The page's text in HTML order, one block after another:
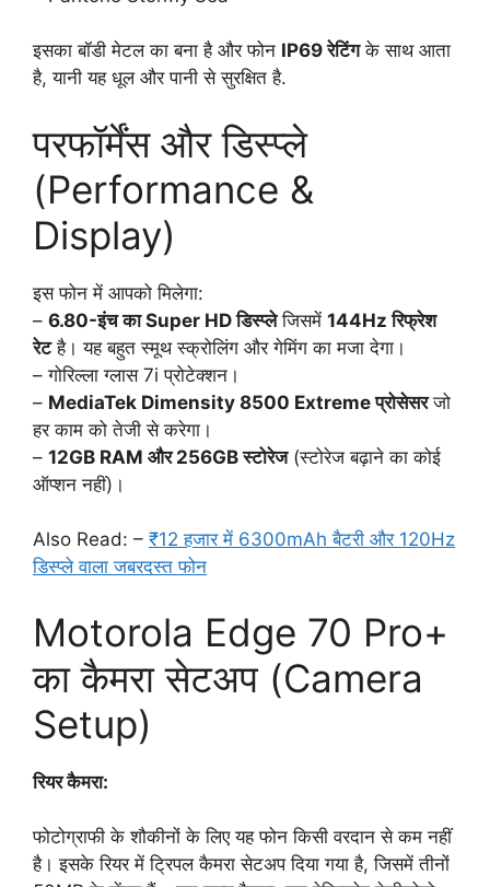
इसका बॉडी मेटल का बना है और फोन IP69 रेटिंगके साथ आता
है, यानी यह धूल और पानी से सुरक्षित है.
परफॉर्मेंस और डिस्प्ले
(Performance &
Display)
इस फोन में आपको मिलेगा:
– 6.80-इंच का Super HD डिस्प्लेजिसमें 144Hz रिफ्रेश
रेटहै। यह बहुत स्मूथ स्क्रोलिंग और गेमिंग का मजा देगा।
– गोरिल्ला ग्लास 7i प्रोटेक्शन।
– MediaTek Dimensity 8500 Extreme प्रोसेसरजो
हर काम को तेजी से करेगा।
– 12GB RAM और 256GB स्टोरेज(स्टोरेज बढ़ाने का कोई
ऑप्शन नहीं)।
Also Read: – ₹12 हजार में 6300mAh बैटरी और 120Hz
डिस्प्ले वाला जबरदस्त फोन
Motorola Edge 70 Pro+
का कैमरा सेटअप (Camera
Setup)
रियर कैमरा:
फोटोग्राफी के शौकीनों के लिए यह फोन किसी वरदान से कम नहीं
है। इसके रियर में ट्रिपल कैमरा सेटअप दिया गया है, जिसमें तीनों